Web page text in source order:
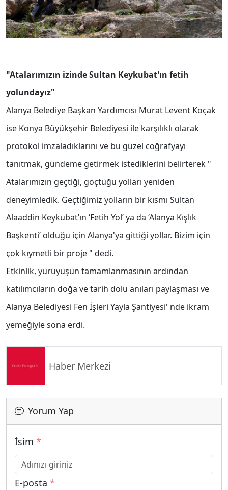
"Atalarımızın izinde Sultan Keykubat'ın fetih
yolundayız"
Alanya Belediye Başkan Yardımcısı Murat Levent Koçak
ise Konya Büyükşehir Belediyesi ile karşılıklı olarak
protokol imzaladıklarını ve bu güzel coğrafyayı
tanıtmak, gündeme getirmek istediklerini belirterek "
Atalarımızın geçtiği, göçtüğü yolları yeniden
deneyimledik. Geçtiğimiz yolların bir kısmı Sultan
Alaaddin Keykubat’ın ‘Fetih Yol’ ya da ‘Alanya Kışlık
Başkenti’ olduğu için Alanya'ya gittiği yollar. Bizim için
çok kıymetli bir proje " dedi.
Etkinlik, yürüyüşün tamamlanmasının ardından
katılımcıların doğa ve tarih dolu anıları paylaşması ve
Alanya Belediyesi Fen İşleri Yayla Şantiyesi' nde ikram
yemeğiyle sona erdi.
Haber Merkezi
Yorum Yap
İsim *
E-posta *